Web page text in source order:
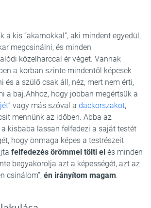
a kis “akarnokkal”, aki mindent egyedül,
megcsinálni, és minden
közelharccal ér véget. Vannak
a korban szinte mindentől képesek
és a szülő csak áll, néz, mert nem érti,
a baj.Ahhoz, hogy jobban megértsük a
” vagy más szóval a dackorszakot,
mennünk az időben. Abba az
kisbaba lassan felfedezi a saját testét
hogy önmaga képes a testrészeit
felfedezés örömmel tölti el és minden
begyakorolja azt a képességét, azt az
csinálom”, én irányítom magam.